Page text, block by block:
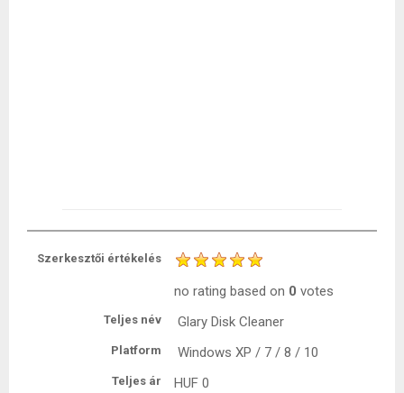
Szerkesztői értékelés
no rating based on 0 votes
Teljes név Glary Disk Cleaner
Platform Windows XP / 7 / 8 / 10
Teljes ár HUF 0